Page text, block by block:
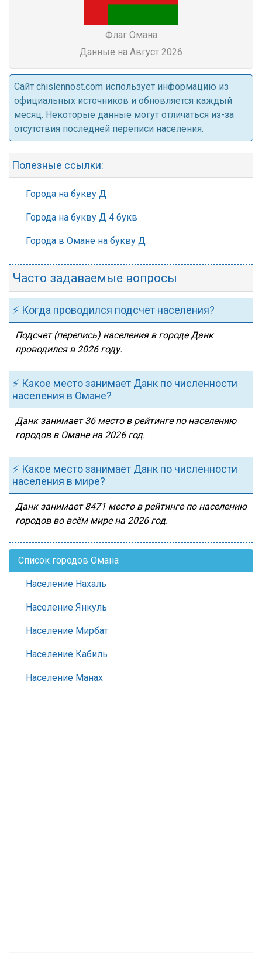
Флаг Омана
Данные на Август 2026
Cайт chislennost.com использует информацию из
официальных источников и обновляется каждый
месяц. Некоторые данные могут отличаться из-за
отсутствия последней переписи населения.
Полезные ссылки:
Города на букву Д
Города на букву Д 4 букв
Города в Омане на букву Д
Часто задаваемые вопросы
⚡ Когда проводился подсчет населения?
Подсчет (перепись) населения в городе Данк
проводился в 2026 году.
⚡ Какое место занимает Данк по численности
населения в Омане?
Данк занимает 36 место в рейтинге по населению
городов в Омане на 2026 год.
⚡ Какое место занимает Данк по численности
населения в мире?
Данк занимает 8471 место в рейтинге по населению
городов во всём мире на 2026 год.
Список городов Омана
Население Нахаль
Население Янкуль
Население Мирбат
Население Кабиль
Население Манах